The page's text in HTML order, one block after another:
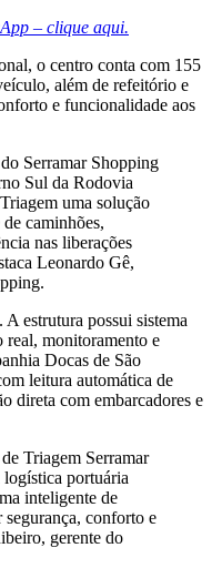
– clique aqui.
o centro conta com 155
além de refeitório e
e funcionalidade aos
Serramar Shopping
Sul da Rodovia
uma solução
caminhões,
nas liberações
Leonardo Gê,
estrutura possui sistema
real, monitoramento e
Docas de São
leitura automática de
direta com embarcadores e
Triagem Serramar
portuária
inteligente de
conforto e
gerente do